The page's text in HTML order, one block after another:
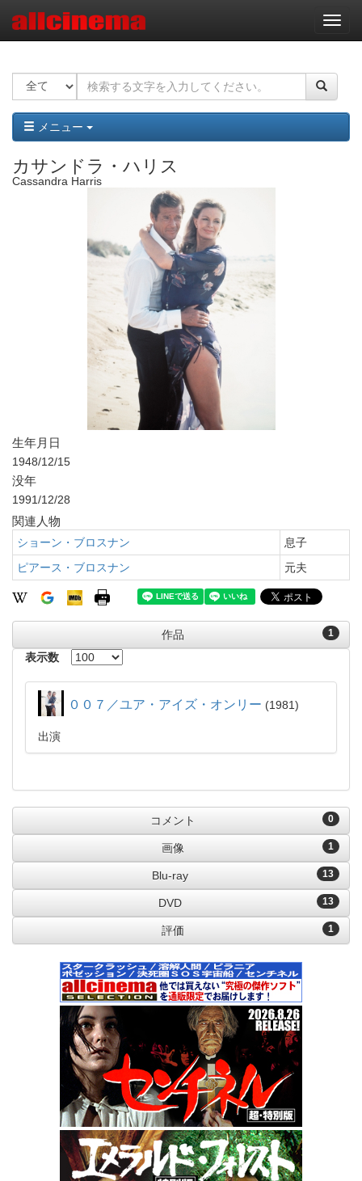
ナ
ビ
ー
ョ
ン
メニュー
カサンドラ・ハリス
Cassandra Harris
生年月日
1948/12/15
没年
1991/12/28
関連人物
ショーン・ブロスナン
息子
ピアース・ブロスナン
元夫
1
作品
表示数
００７／ユア・アイズ・オンリー 1981
出演
0
コメント
1
画像
13
Blu-ray
13
DVD
1
評価